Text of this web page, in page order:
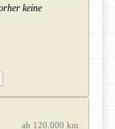
keine
ab 120.000 km